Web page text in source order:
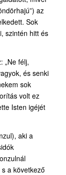
az
Sok
szintén hitt és
„Ne félj,
és senki
sok
volt ez
Isten igéjét
aki a
a következő